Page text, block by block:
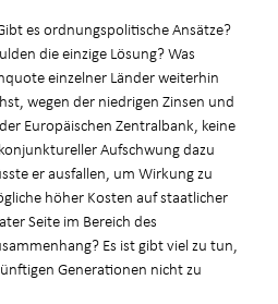
es ordnungspolitische Ansätze?
die einzige Lösung? Was
einzelner Länder weiterhin
wegen der niedrigen Zinsen und
Europäischen Zentralbank, keine
Aufschwung dazu
er ausfallen, um Wirkung zu
höher Kosten auf staatlicher
Seite im Bereich des
Es ist gibt viel zu tun,
Generationen nicht zu